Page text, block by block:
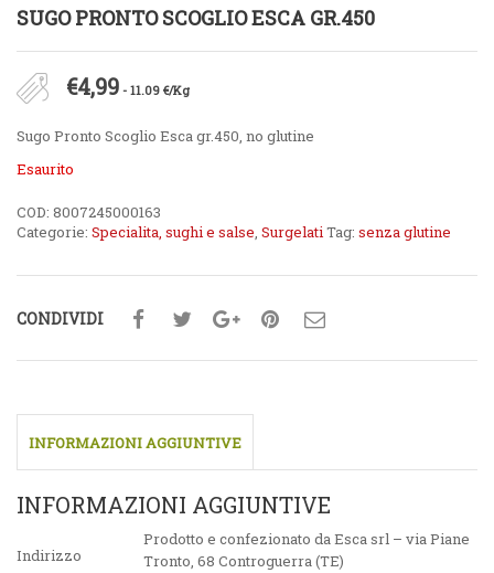
SUGO PRONTO SCOGLIO ESCA GR.450
€4,99 - 11.09 €/Kg
Sugo Pronto Scoglio Esca gr.450, no glutine
Esaurito
COD: 8007245000163
Categorie: Specialita, sughi e salse, SurgelatiTag: senza glutine
CONDIVIDI
INFORMAZIONI AGGIUNTIVE
INFORMAZIONI AGGIUNTIVE
Indirizzo
Prodotto e confezionato da Esca srl – via Piane
Tronto, 68 Controguerra (TE)